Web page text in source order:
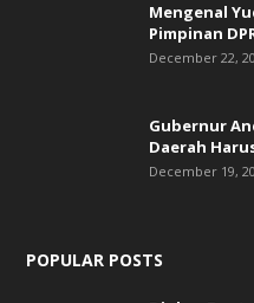
Mengenal
Pimpinan
December 22,
Gubernur
Daerah
December 19,
POPULAR POSTS